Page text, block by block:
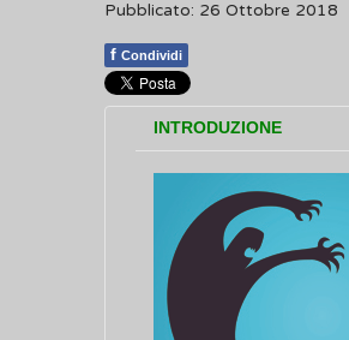
Pubblicato: 26 Ottobre 2018
f Condividi
INTRODUZIONE